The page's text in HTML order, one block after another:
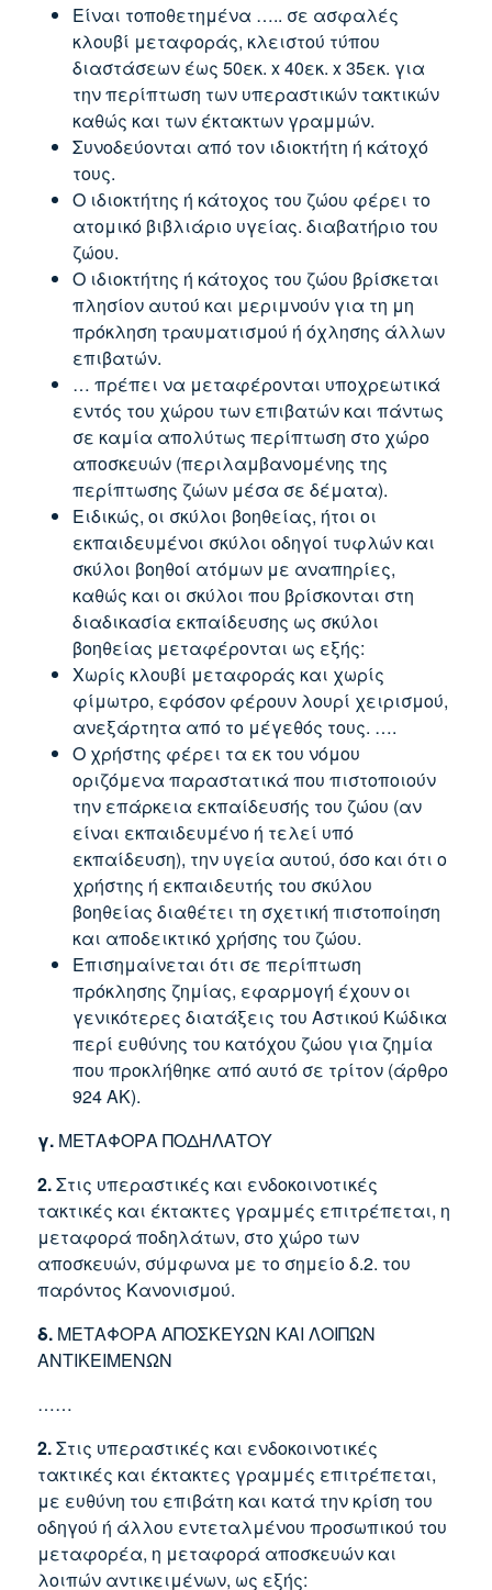
Είναι τοποθετημένα ….. σε ασφαλές
κλουβί μεταφοράς, κλειστού τύπου
διαστάσεων έως 50εκ. x 40εκ. x 35εκ. για
την περίπτωση των υπεραστικών τακτικών
καθώς και των έκτακτων γραμμών.
Συνοδεύονται από τον ιδιοκτήτη ή κάτοχό
τους.
Ο ιδιοκτήτης ή κάτοχος του ζώου φέρει το
ατομικό βιβλιάριο υγείας. διαβατήριο του
ζώου.
Ο ιδιοκτήτης ή κάτοχος του ζώου βρίσκεται
πλησίον αυτού και μεριμνούν για τη μη
πρόκληση τραυματισμού ή όχλησης άλλων
επιβατών.
… πρέπει να μεταφέρονται υποχρεωτικά
εντός του χώρου των επιβατών και πάντως
σε καμία απολύτως περίπτωση στο χώρο
αποσκευών (περιλαμβανομένης της
περίπτωσης ζώων μέσα σε δέματα).
Ειδικώς, οι σκύλοι βοηθείας, ήτοι οι
εκπαιδευμένοι σκύλοι οδηγοί τυφλών και
σκύλοι βοηθοί ατόμων με αναπηρίες,
καθώς και οι σκύλοι που βρίσκονται στη
διαδικασία εκπαίδευσης ως σκύλοι
βοηθείας μεταφέρονται ως εξής:
Χωρίς κλουβί μεταφοράς και χωρίς
φίμωτρο, εφόσον φέρουν λουρί χειρισμού,
ανεξάρτητα από το μέγεθός τους. ….
Ο χρήστης φέρει τα εκ του νόμου
οριζόμενα παραστατικά που πιστοποιούν
την επάρκεια εκπαίδευσής του ζώου (αν
είναι εκπαιδευμένο ή τελεί υπό
εκπαίδευση), την υγεία αυτού, όσο και ότι ο
χρήστης ή εκπαιδευτής του σκύλου
βοηθείας διαθέτει τη σχετική πιστοποίηση
και αποδεικτικό χρήσης του ζώου.
Επισημαίνεται ότι σε περίπτωση
πρόκλησης ζημίας, εφαρμογή έχουν οι
γενικότερες διατάξεις του Αστικού Κώδικα
περί ευθύνης του κατόχου ζώου για ζημία
που προκλήθηκε από αυτό σε τρίτον (άρθρο
924 ΑΚ).
γ. ΜΕΤΑΦΟΡΑ ΠΟΔΗΛΑΤΟΥ
2.Στις υπεραστικές και ενδοκοινοτικές
τακτικές και έκτακτες γραμμές επιτρέπεται, η
μεταφορά ποδηλάτων, στο χώρο των
αποσκευών, σύμφωνα με το σημείο δ.2. του
παρόντος Κανονισμού.
δ. ΜΕΤΑΦΟΡΑ ΑΠΟΣΚΕΥΩΝ ΚΑΙ ΛΟΙΠΩΝ
ΑΝΤΙΚΕΙΜΕΝΩΝ
……
2.Στις υπεραστικές και ενδοκοινοτικές
τακτικές και έκτακτες γραμμές επιτρέπεται,
με ευθύνη του επιβάτη και κατά την κρίση του
οδηγού ή άλλου εντεταλμένου προσωπικού του
μεταφορέα, η μεταφορά αποσκευών και
λοιπών αντικειμένων, ως εξής: